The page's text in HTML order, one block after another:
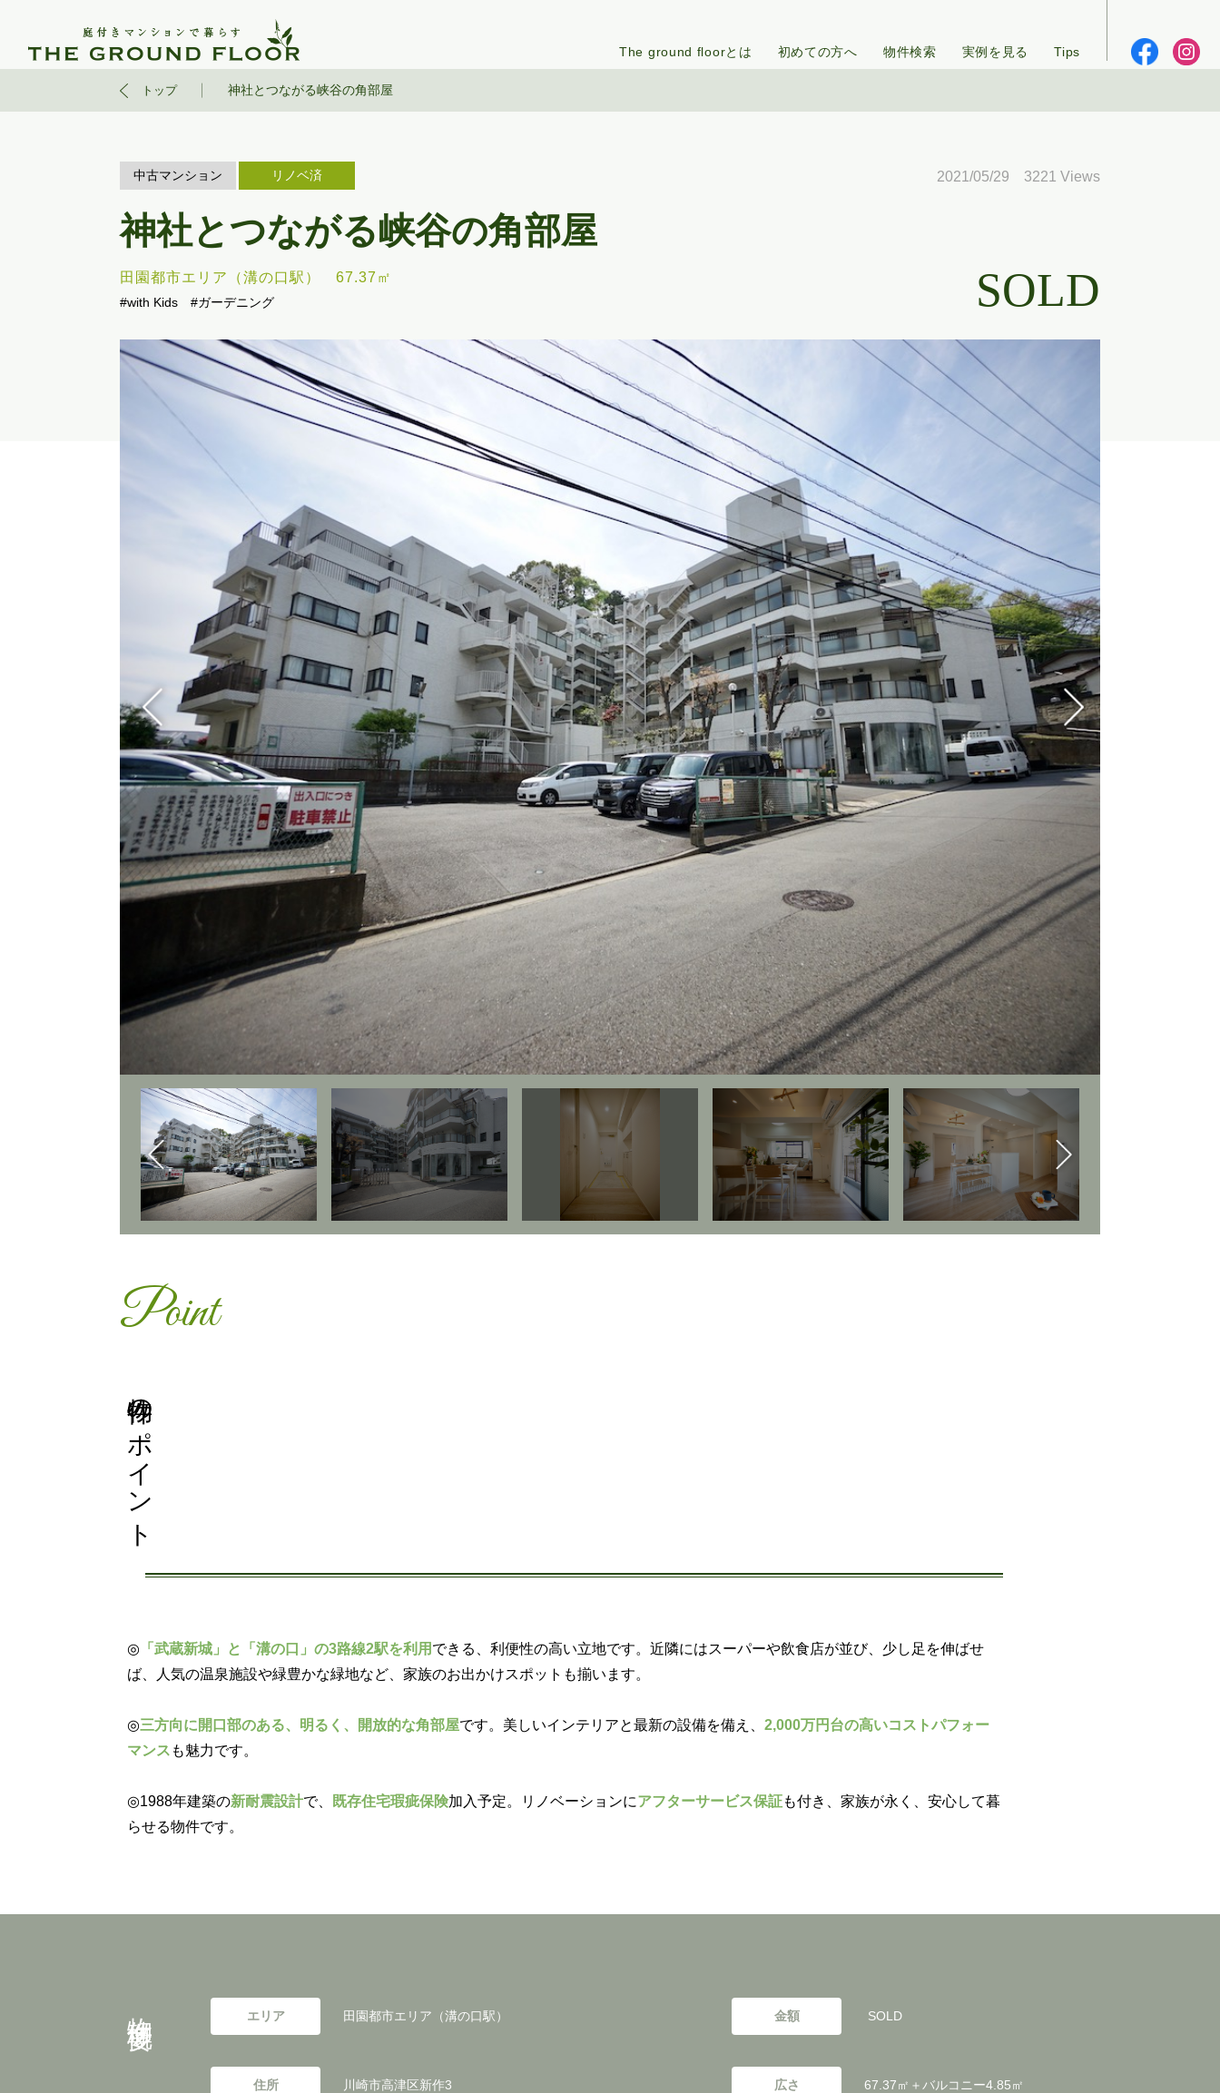
The ground floorとは 初めての方へ 物件検索 実例を見る Tips
トップ 神社とつながる峡谷の角部屋
中古マンション リノベ済 2021/05/29 3221 Views
神社とつながる峡谷の角部屋
田園都市エリア（溝の口駅） 67.37㎡
#with Kids #ガーデニング SOLD
Point
物件のポイント
◎ 「武蔵新城」と「溝の口」の3路線2駅を利用 できる、利便性の高い立地です。近隣にはスーパーや飲食店が並び、少し足を伸ばせ
ば、人気の温泉施設や緑豊かな緑地など、家族のお出かけスポットも揃います。
◎三方向に開口部のある、明るく、開放的な角部屋です。美しいインテリアと最新の設備を備え、 2,000万円台の高いコストパフォー
マンス も魅力です。
◎1988年建築の新耐震設計で、 既存住宅瑕疵保険加入予定。リノベーションにアフターサービス保証も付き、家族が永く、安心して暮
らせる物件です。
エリア 田園都市エリア（溝の口駅） 金額 SOLD
住所 川崎市高津区新作3 広さ 67.37㎡＋バルコニー4.85㎡